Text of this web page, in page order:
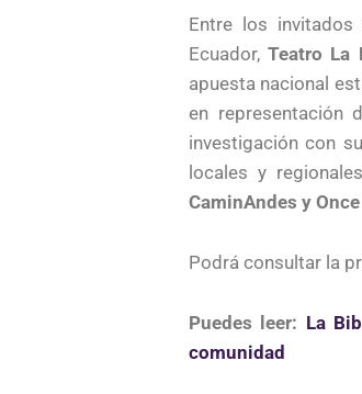
Entre los invitados
Ecuador,Teatro La
apuesta nacional
en representación
investigación con
locales y
CaminAndes y
Podrá consultar la
Puedes leer: La
comunidad